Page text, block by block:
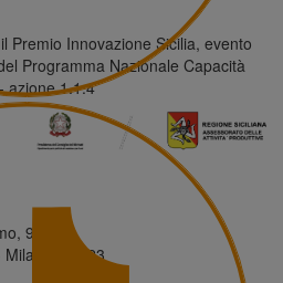
Premio Innovazione Sicilia, evento
Programma Nazionale Capacità
azione 1.1.4
90146
Milano, 20123